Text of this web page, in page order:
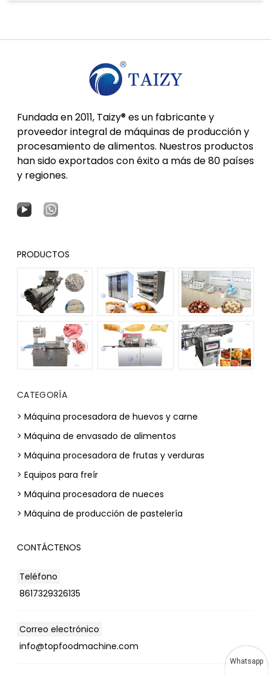
Fundada en 2011, Taizy® es un fabricante y
proveedor integral de máquinas de producción y
procesamiento de alimentos. Nuestros productos
han sido exportados con éxito a más de 80 países
y regiones.
PRODUCTOS
CATEGORÍA
> Máquina procesadora de huevos y carne
> Máquina de envasado de alimentos
> Máquina procesadora de frutas y verduras
> Equipos para freír
> Máquina procesadora de nueces
> Máquina de producción de pastelería
CONTÁCTENOS
Teléfono
8617329326135
Correo electrónico
info@topfoodmachine.com
Whatsapp